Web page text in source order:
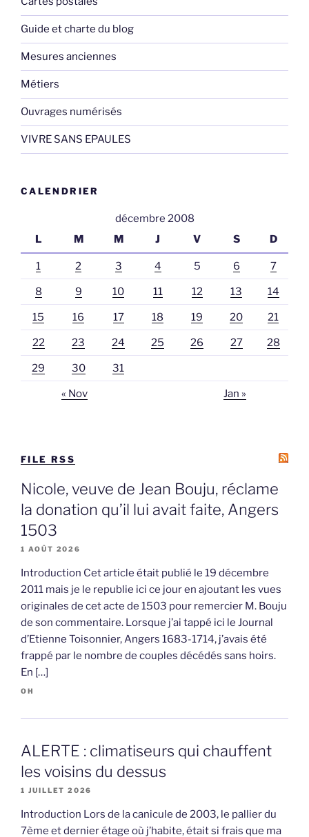
Guide et charte du blog
Mesures anciennes
Métiers
Ouvrages numérisés
VIVRE SANS EPAULES
CALENDRIER
décembre 2008
L
M M J V S D
1 2 3 4 5 6 7
8 9 10 11 12 13 14
15 16 17 18 19 20 21
22 23 24 25 26 27 28
29 30 31
« Nov Jan »
FILE RSS
Nicole, veuve de Jean Bouju, réclame
la donation qu’il lui avait faite, Angers
1503
1 AOÛT 2026
Introduction Cet article était publié le 19 décembre
2011 mais je le republie ici ce jour en ajoutant les vues
originales de cet acte de 1503 pour remercier M. Bouju
de son commentaire. Lorsque j’ai tappé ici le Journal
d’Etienne Toisonnier, Angers 1683-1714, j’avais été
frappé par le nombre de couples décédés sans hoirs.
En […]
OH
ALERTE : climatiseurs qui chauffent
les voisins du dessus
1 JUILLET 2026
Introduction Lors de la canicule de 2003, le pallier du
7ème et dernier étage où j’habite, était si frais que ma